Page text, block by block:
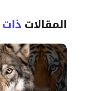
المقالات